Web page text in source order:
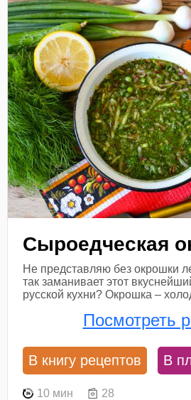
Сыроедческая
Не представляю без окрошки
так заманивает этот
русской кухни? Окрошка –
Посмотреть
В книгу рецептов В
10 мин 28